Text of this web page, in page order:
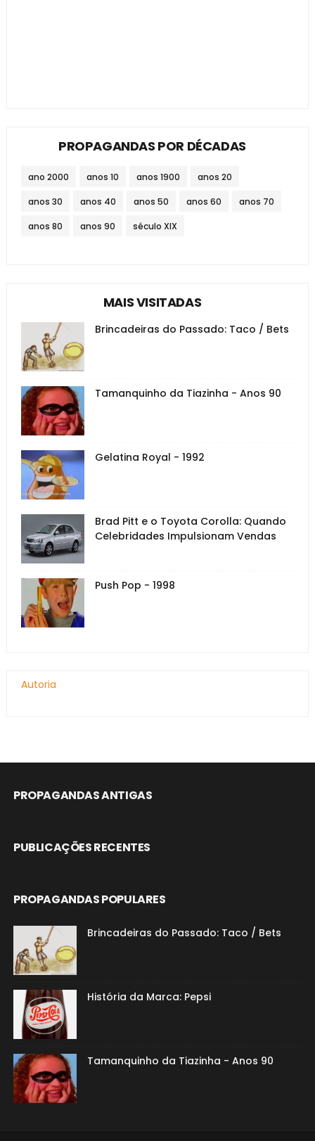
PROPAGANDAS POR DÉCADAS
ano 2000 anos 10 anos 1900 anos 20
anos 30 anos 40 anos 50 anos 60 anos 70
anos 80 anos 90 século XIX
MAIS VISITADAS
Brincadeiras do Passado: Taco / Bets
Tamanquinho da Tiazinha - Anos 90
Gelatina Royal - 1992
Brad Pitt e o Toyota Corolla: Quando
Celebridades Impulsionam Vendas
Push Pop - 1998
Autoria
PROPAGANDAS ANTIGAS
PUBLICAÇÕES RECENTES
PROPAGANDAS POPULARES
Brincadeiras do Passado: Taco / Bets
História da Marca: Pepsi
Tamanquinho da Tiazinha - Anos 90